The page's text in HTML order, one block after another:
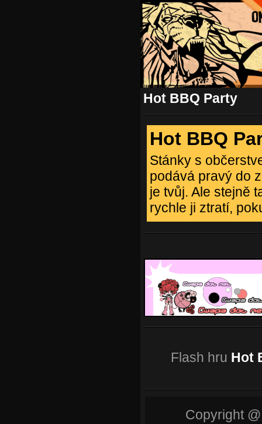
Hot BBQ Party
Hot BBQ
Stánky s
podává pravý do
je tvůj. Ale stejně
rychle ji ztratí,
Flash hru Hot
Copyright